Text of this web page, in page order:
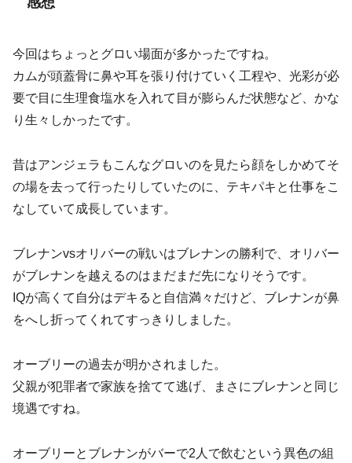
今回はちょっとグロい場面が多かったですね。
カムが頭蓋骨に鼻や耳を張り付けていく工程や、光彩が必
要で目に生理食塩水を入れて目が膨らんだ状態など、かな
り生々しかったです。
昔はアンジェラもこんなグロいのを見たら顔をしかめてそ
の場を去って行ったりしていたのに、テキパキと仕事をこ
なしていて成長しています。
ブレナンvsオリバーの戦いはブレナンの勝利で、オリバー
がブレナンを越えるのはまだまだ先になりそうです。
IQが高くて自分はデキると自信満々だけど、ブレナンが鼻
をへし折ってくれてすっきりしました。
オーブリーの過去が明かされました。
父親が犯罪者で家族を捨てて逃げ、まさにブレナンと同じ
境遇ですね。
オーブリーとブレナンがバーで2人で飲むという異色の組